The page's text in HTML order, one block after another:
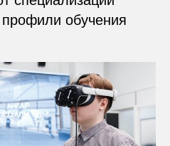
профили обучения